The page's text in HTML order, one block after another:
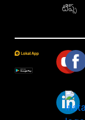
టిప్స్